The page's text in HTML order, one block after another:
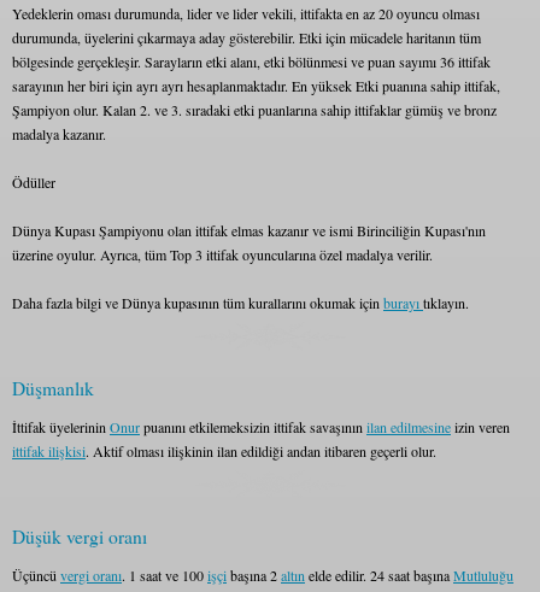
Yedeklerin oması durumunda, lider ve lider vekili, ittifakta en az 20 oyuncu olması
durumunda, üyelerini çıkarmaya aday gösterebilir. Etki için mücadele haritanın tüm
bölgesinde gerçekleşir. Sarayların etki alanı, etki bölünmesi ve puan sayımı 36 ittifak
sarayının her biri için ayrı ayrı hesaplanmaktadır. En yüksek Etki puanına sahip ittifak,
Şampiyon olur. Kalan 2. ve 3. sıradaki etki puanlarına sahip ittifaklar gümüş ve bronz
madalya kazanır.
Ödüller
Dünya Kupası Şampiyonu olan ittifak elmas kazanır ve ismi Birinciliğin Kupası'nın
üzerine oyulur. Ayrıca, tüm Top 3 ittifak oyuncularına özel madalya verilir.
Daha fazla bilgi ve Dünya kupasının tüm kurallarını okumak için burayıtıklayın.
Düşmanlık
İttifak üyelerinin Onurpuanını etkilemeksizin ittifak savaşının ilan edilmesineizin veren
ittifak ilişkisi. Aktif olması ilişkinin ilan edildiği andan itibaren geçerli olur.
Düşük vergi oranı
Üçüncü vergi oranı. 1 saat ve 100işçibaşına 2altın elde edilir. 24 saat başınaMutluluğu